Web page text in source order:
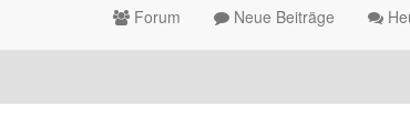
Forum Neue Beiträge